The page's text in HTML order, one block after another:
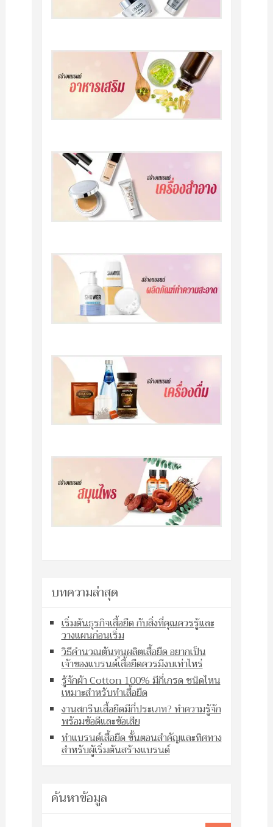
บทความล่าสุด
เริ่มต้นธุรกิจเสื้อยืด กับสิ่งที่คุณควรรู้และ
วางแผนก่อนเริ่ม
วิธีคำนวณต้นทุนผลิตเสื้อยืด อยากเป็น
เจ้าของแบรนด์เสื้อยืดควรมีงบเท่าไหร่
รู้จักผ้า Cotton 100% มีกี่เกรด ชนิดไหน
เหมาะสำหรับทำเสื้อยืด
งานสกรีนเสื้อยืดมีกี่ประเภท? ทำความรู้จัก
พร้อมข้อดีและข้อเสีย
ทำแบรนด์เสื้อยืด ขั้นตอนสำคัญและทิศทาง
สำหรับผู้เริ่มต้นสร้างแบรนด์
ค้นหาข้อมูล